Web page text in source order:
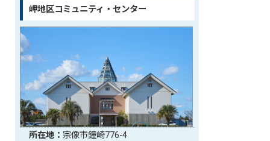
岬地区コミュニティ・センター
所在地：宗像市鐘崎776-4